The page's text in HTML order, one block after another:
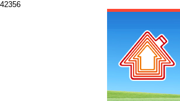
42356